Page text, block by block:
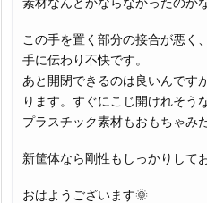
この手を置く部分の接合が悪く
手に伝わり不快です。
あと開閉できるのは良いんです
ります。すぐにこじ開けれそう
プラスチック素材もおもちゃみ
新筐体なら剛性もしっかりして
おはようございます🌞